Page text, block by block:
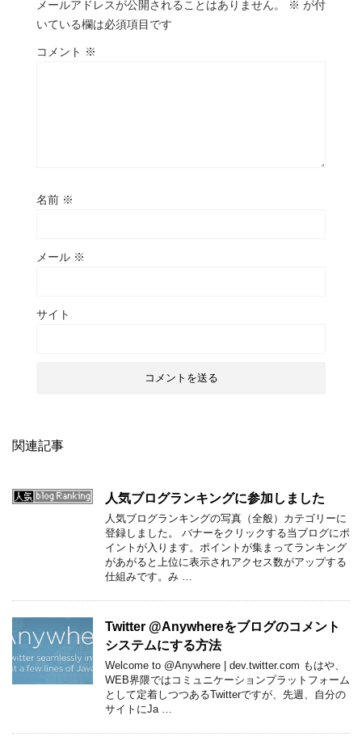
メールアドレスが公開されることはありません。 ※ が付
いている欄は必須項目です
コメント ※
名前 ※
メール ※
サイト
関連記事
人気ブログランキングに参加しました
人気ブログランキングの写真（全般）カテゴリーに
登録しました。 バナーをクリックする当ブログにポ
イントが入ります。ポイントが集まってランキング
があがると上位に表示されアクセス数がアップする
仕組みです。み …
Twitter @Anywhereをブログのコメント
システムにする方法
Welcome to @Anywhere | dev.twitter.com もはや、
WEB界隈ではコミュニケーションプラットフォーム
として定着しつつあるTwitterですが、先週、自分の
サイトにJa …